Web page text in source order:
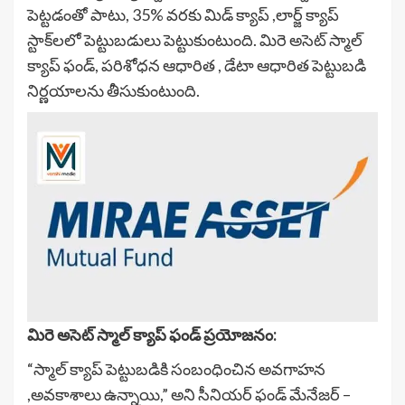
పెట్టడంతో పాటు, 35% వరకు మిడ్ క్యాప్ ,లార్జ్ క్యాప్
స్టాక్‌లలో పెట్టుబడులు పెట్టుకుంటుంది. మిరె అసెట్ స్మాల్
క్యాప్ ఫండ్, పరిశోధన ఆధారిత , డేటా ఆధారిత పెట్టుబడి
నిర్ణయాలను తీసుకుంటుంది.
మిరె అసెట్ స్మాల్ క్యాప్ ఫండ్ ప్రయోజనం:
“స్మాల్ క్యాప్ పెట్టుబడికి సంబంధించిన అవగాహన
,అవకాశాలు ఉన్నాయి,” అని సీనియర్ ఫండ్ మేనేజర్ –